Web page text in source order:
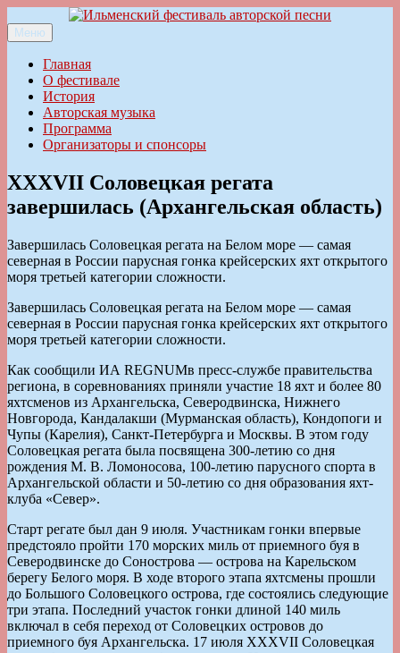
к
содержимому
Ильменский фестиваль авторской песни
Меню
Главная
О фестивале
История
Авторская музыка
Программа
Организаторы и спонсоры
XXXVII Соловецкая регата
завершилась (Архангельская область)
Завершилась Соловецкая регата на Белом море — самая
северная в России парусная гонка крейсерских яхт открытого
моря третьей категории сложности.
Завершилась Соловецкая регата на Белом море — самая
северная в России парусная гонка крейсерских яхт открытого
моря третьей категории сложности.
Как сообщили ИА REGNUMв пресс-службе правительства
региона, в соревнованиях приняли участие 18 яхт и более 80
яхтсменов из Архангельска, Северодвинска, Нижнего
Новгорода, Кандалакши (Мурманская область), Кондопоги и
Чупы (Карелия), Санкт-Петербурга и Москвы. В этом году
Соловецкая регата была посвящена 300-летию со дня
рождения М. В. Ломоносова, 100-летию парусного спорта в
Архангельской области и 50-летию со дня образования яхт-
клуба «Север».
Старт регате был дан 9 июля. Участникам гонки впервые
предстояло пройти 170 морских миль от приемного буя в
Северодвинске до Сонострова — острова на Карельском
берегу Белого моря. В ходе второго этапа яхтсмены прошли
до Большого Соловецкого острова, где состоялись следующие
три этапа. Последний участок гонки длиной 140 миль
включал в себя переход от Соловецких островов до
приемного буя Архангельска. 17 июля XXXVII Соловецкая